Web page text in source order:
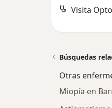
Visita
Búsquedas
Otras
Miopía en